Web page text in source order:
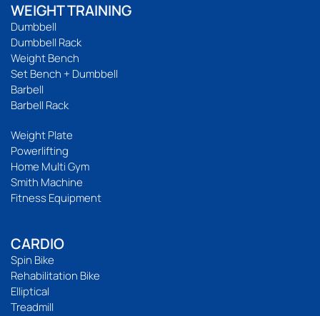
WEIGHT TRAINING
Dumbbell
Dumbbell Rack
Weight Bench
Set Bench + Dumbbell
Barbell
Barbell Rack
Weight Plate
Powerlifting
Home Multi Gym
Smith Machine
Fitness Equipment
CARDIO
Spin Bike
Rehabilitation Bike
Elliptical
Treadmill